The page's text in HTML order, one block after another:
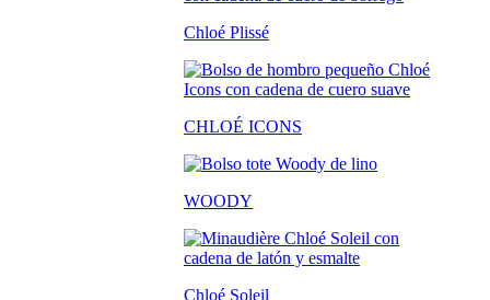
Chloé Plissé
CHLOÉ ICONS
WOODY
Chloé Soleil